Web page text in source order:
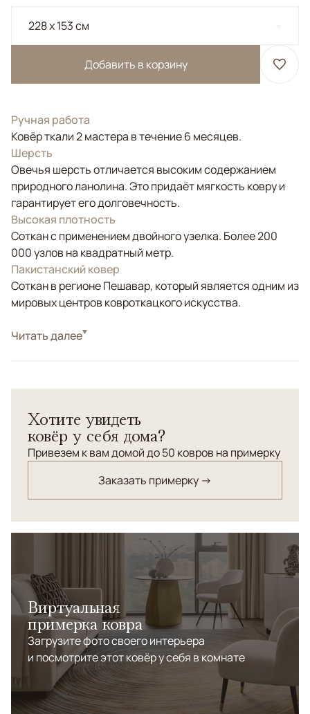
228 x 153 см
Добавить в корзину
Ручная работа
Ковёр ткали 2 мастера в течение 6 месяцев.
Шерсть
Овечья шерсть отличается высоким содержанием
природного ланолина. Это придаёт мягкость ковру и
гарантирует его долговечность.
Высокая плотность
Соткан с применением двойного узелка. Более 200
000 узлов на квадратный метр.
Пакистанский ковер
Соткан в регионе Пешавар, который является одним из
мировых центров ковроткацкого искусства.
СтильКлассические
Читать далее
Хотите увидеть
ковёр у себя дома?
Привезем к вам домой до 50 ковров на примерку
Заказать примерку →
Виртуальная
примерка ковра
Загрузите фото своего интерьера
и посмотрите этот ковёр у себя в комнате